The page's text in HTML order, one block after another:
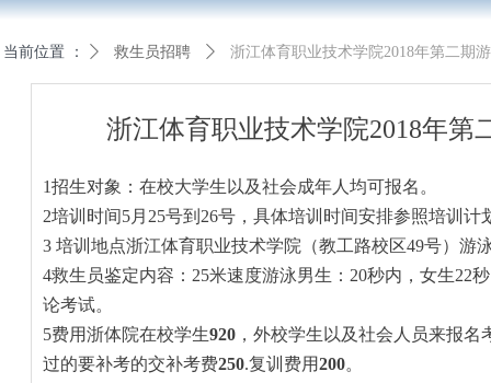
浙江体育职业技术学院2018年第
1招生对象：在校大学生以及社会成年人均可报名。
2培训时间5月 25号到 26号，具体培训时间安排参照培训计
3 培训地点浙江体育职业技术学院（教工路校区49号）游
4救生员鉴定内容： 25米速度游泳男生：20秒内，女生22
论考试。
5费用浙体院在校学生920 ，外校学生以及社会人员来报名
过的要补考的交补考费250.复训费用200。
首页标题 ꄲ 救生员招聘 ꄲ 浙江体育职业技术学院2018年第二期
当前位置 ：